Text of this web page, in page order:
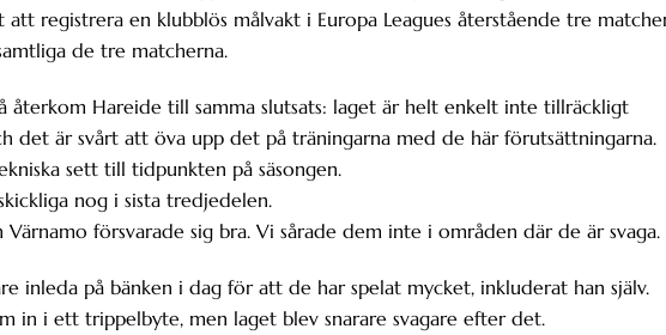
att registrera en klubblös målvakt i Europa Leagues återstående tre
de tre matcherna.
återkom Hareide till samma slutsats: laget är helt enkelt inte tillräckligt
det är svårt att öva upp det på träningarna med de här förutsättningarna.
sett till tidpunkten på säsongen.
nog i sista tredjedelen.
försvarade sig bra. Vi sårade dem inte i områden där de är svaga.
inleda på bänken i dag för att de har spelat mycket, inkluderat han själv.
in i ett trippelbyte, men laget blev snarare svagare efter det.